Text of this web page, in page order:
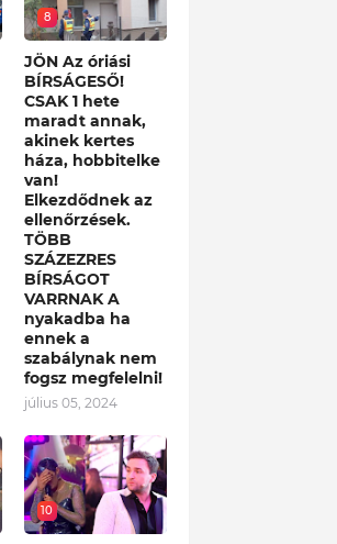
8
JÖN Az óriási
BÍRSÁGESŐ!
CSAK 1 hete
maradt annak,
akinek kertes
háza, hobbitelke
van!
Elkezdődnek az
ellenőrzések.
TÖBB
SZÁZEZRES
BÍRSÁGOT
VARRNAK A
nyakadba ha
ennek a
szabálynak nem
fogsz megfelelni!
július 05, 2024
10